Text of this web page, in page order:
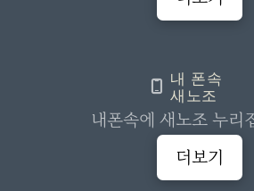
내 폰속
새노조
내폰속에 새노조 누리
더보기